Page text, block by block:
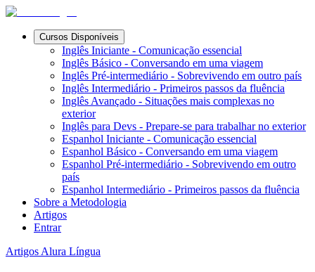
Cursos Disponíveis
Inglês Iniciante - Comunicação essencial
Inglês Básico - Conversando em uma viagem
Inglês Pré-intermediário - Sobrevivendo em outro país
Inglês Intermediário - Primeiros passos da fluência
Inglês Avançado - Situações mais complexas no
exterior
Inglês para Devs - Prepare-se para trabalhar no exterior
Espanhol Iniciante - Comunicação essencial
Espanhol Básico - Conversando em uma viagem
Espanhol Pré-intermediário - Sobrevivendo em outro
país
Espanhol Intermediário - Primeiros passos da fluência
Sobre a Metodologia
Artigos
Entrar
Artigos Alura Língua